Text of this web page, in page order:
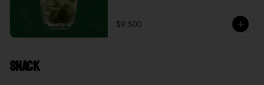
$9.500
Snack